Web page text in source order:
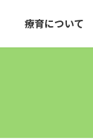
療育について